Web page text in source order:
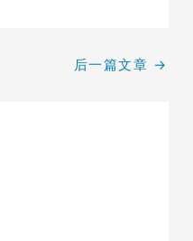
后一篇文章 →